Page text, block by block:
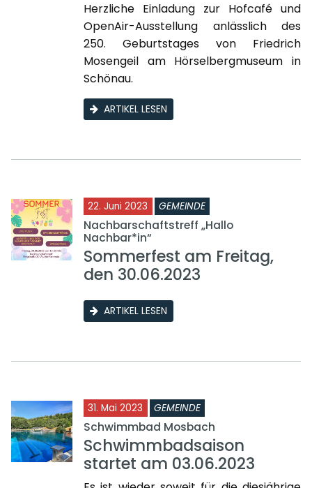
Herzliche Einladung zur Hofcafé und
OpenAir-Ausstellung anlässlich des
250. Geburtstages von Friedrich
Mosengeil am Hörselbergmuseum in
Schönau.
ARTIKEL LESEN
22. Juni 2023 GEMEINDE
Nachbarschaftstreff „Hallo
Nachbar*in“
Sommerfest am Freitag,
den 30.06.2023
ARTIKEL LESEN
31. Mai 2023 GEMEINDE
Schwimmbad Mosbach
Schwimmbadsaison
startet am 03.06.2023